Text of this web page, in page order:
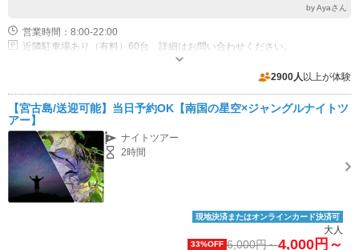
by Ayaさん
営業時間：8:00-22:00
近隣駐車場あり（有料）60台 詳細はお問い合わせください。
2900人 以上が体験
【宮古島/送迎可能】当日予約OK【南国の星空×ジャングルナイトツ
アー】
ナイトツアー
2時間
現地決済またはオンラインカード決済可
大人
33%OFF 6,000円～4,000円～